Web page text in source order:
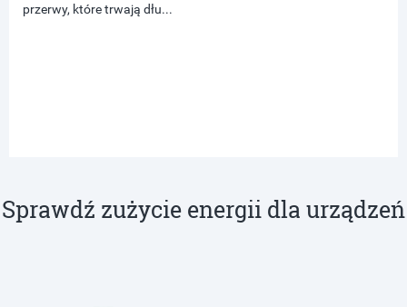
przerwy, które trwają dłu...
Sprawdź zużycie energii dla urządzeń